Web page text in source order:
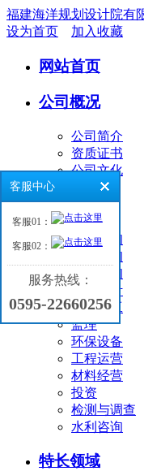
福建海洋规划设计院有
设为首页
加入收藏
网站首页
公司概况
公司简介
资质证书
公司文化
业务领域
环境咨询
工程咨询
海洋咨询
工程设计
工程施工
监理
环保设备
工程运营
材料经营
投资
检测与调查
水利咨询
特长领域
客服中心
客服01：
客服02：
服务热线：
0595-22660256